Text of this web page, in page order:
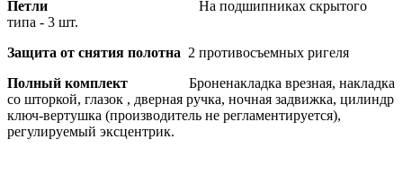
Петли На подшипниках скрытого
типа - 3 шт.
Защита от снятия полотна 2 противосъемных ригеля
Полный комплект Броненакладка врезная, накладка
со шторкой, глазок , дверная ручка, ночная задвижка, цилиндр
ключ-вертушка (производитель не регламентируется),
регулируемый эксцентрик.